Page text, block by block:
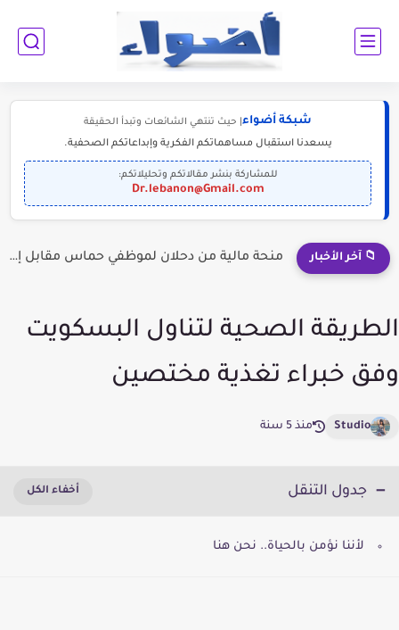
شبكة أضواء | حيث تنتهي الشائعات وتبدأ الحقيقة
يسعدنا استقبال مساهماتكم الفكرية وإبداعاتكم الصحفية.
للمشاركة بنشر مقالاتكم وتحليلاتكم:
Dr.lebanon@Gmail.com
📁 آخر الأخبار إلى الناجحين في الثانوية العامة: أبرز التخصصات المطلوبة للمستقبل (2030-2050)
الطريقة الصحية لتناول البسكويت
وفق خبراء تغذية مختصين
Studio منذ 5 سنة
جدول التنقل
لأننا نؤمن بالحياة.. نحن هنا